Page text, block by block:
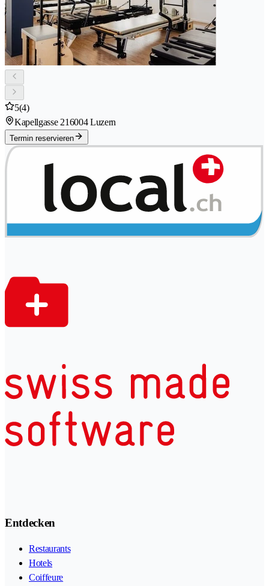
5(4)
Kapellgasse 216004 Luzern
Termin reservieren
Entdecken
Restaurants
Hotels
Coiffeure